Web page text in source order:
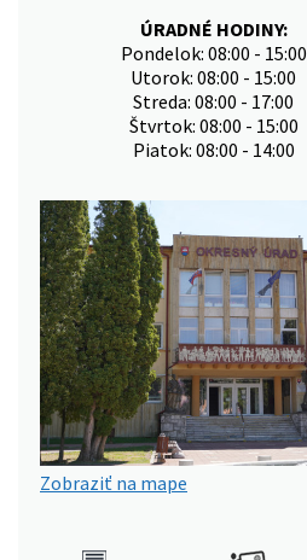
ÚRADNÉ HODINY:
Pondelok: 08:00 - 15:00
Utorok: 08:00 - 15:00
Streda: 08:00 - 17:00
Štvrtok: 08:00 - 15:00
Piatok: 08:00 - 14:00
Zobraziť na mape